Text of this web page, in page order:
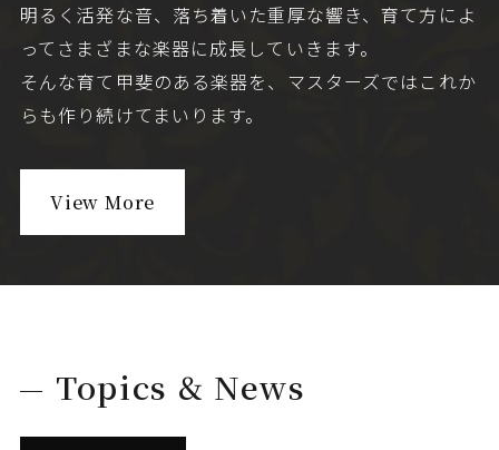
明るく活発な音、落ち着いた重厚な響き、育て方によ
ってさまざまな楽器に成長していきます。
そんな育て甲斐のある楽器を、マスターズではこれか
らも作り続けてまいります。
View More
Topics & News